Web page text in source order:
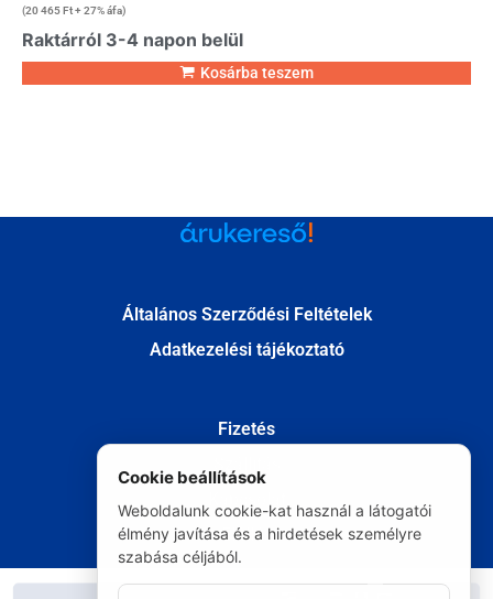
(20 465Ft+ 27% áfa)
Raktárról 3-4 napon belül
Kosárba teszem
Általános Szerződési Feltételek
Adatkezelési tájékoztató
Fizetés
Elállás
© Minden jog fenntartva 2020
Cookie beállítások
Weboldalunk cookie-kat használ a látogatói
élmény javítása és a hirdetések személyre
szabása céljából.